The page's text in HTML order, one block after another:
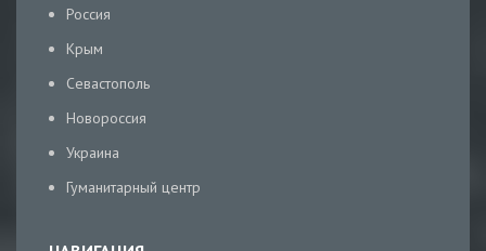
Россия
Крым
Севастополь
Новороссия
Украина
Гуманитарный центр